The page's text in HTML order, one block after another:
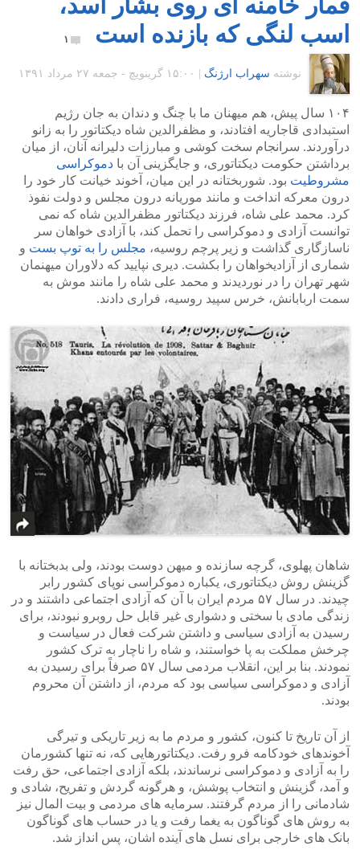
اسب لنگی که بازنده است
۱
نوشته سهراب ارژنگ ۱۵:۰۰ گرينويچ - جمعه ۲۷ مرداد ۱۳۹۱
۱۰۴ سال پیش، هم میهنان ما با چنگ و دندان به جان رژیم
استبدادی قاجاریه افتادند، و مظفرالدین شاه دیکتاتور را به زانو
درآوردند. سرانجام سخت کوشی و مبارزات دلیرانه آنان، از میان
برداشتن حکومت دیکتاتوری، و جایگزینی آن با دموکراسی
مشروطیت بود. شوربختانه در این میان، آخوند خیانت کار خود را
درون معرکه انداخت و مانند موریانه درون مجلس و دولت نفوذ
کرد. محمد علی شاه، فرزند دیکتاتور مظفرالدین شاه که نمی
توانست آزادی و دموکراسی را تحمل کند، با آزادی خواهان سر
ناسازگاری گذاشت و زیر پرچم روسیه، مجلس را به توپ بست و
شماری از آزادیخواهان را بکشت. دیری نپایید که دلاوران میهنمان
شهر تهران را در نوردیدند و محمد علی شاه را مانند موش به
سمت اربابانش، خرس سپید روسیه، فراری دادند.
شاهان پهلوی، گرچه سازنده و میهن دوست بودند، ولی بدبختانه با
گزینش روش دیکتاتوری، یکباره دموکراسی نوپای کشور رابر
چیدند. در سال ۵۷ مردم ایران با آن که آزادی اجتماعی داشتند و در
زندگی مادی با سختی و دشواری غیر قابل حل روبرو نبودند، برای
رسیدن به آزادی سیاسی و داشتن شرکت فعال در سیاست و
چرخش مملکت به پا خواستند، و شاه را ناچار به ترک کشور
نمودند. بنا بر این، انقلاب مردمی سال ۵۷ صرفاً برای رسیدن به
آزادی و دموکراسی سیاسی بود که مردم، از داشتن آن محروم
بودند.
از آن تاریخ تا کنون، کشور و مردم ما به زیر تاریکی و تیرگی
آخوندهای خودکامه فرو رفت. دیکتاتورهایی که، نه تنها کشورمان
را به آزادی و دموکراسی نرساندند، بلکه آزادی اجتماعی، حق رفت
و آمد، گزینش و انتخاب پوشش، و هرگونه گردش و تفریح، شادی و
شادمانی را از مردم گرفتند. سرمایه های مردمی و بیت المال نیز
به روش های گوناگون به یغما رفت و یا در حساب های گوناگون
بانک های خارجی برای نسل های آینده اشان، پس انداز شد.